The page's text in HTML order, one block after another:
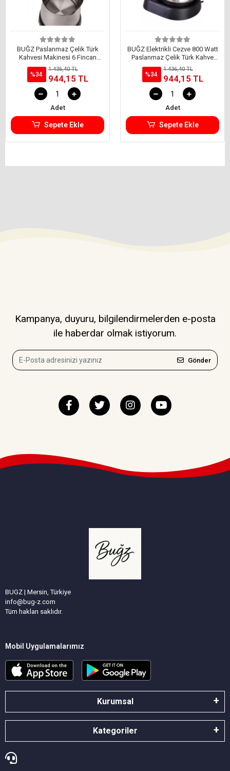
BUĞZ Paslanmaz Çelik Türk
Kahvesi Makinesi 6 Fincan
Kpasiteli Elektrikli Cezve
%34
1.436,40 TL
944,15 TL
Adet
Sepete Ekle
BUĞZ Elektrikli Cezve 800 Watt
Paslanmaz Çelik Türk Kahve
Makinesi Saplı
%34
1.436,40 TL
944,15 TL
Adet
Sepete Ekle
Kampanya, duyuru, bilgilendirmelerden e-posta
ile haberdar olmak istiyorum.
Gönder
BUGZ | Mersin, Türkiye
info@bug-z.com
Tüm hakları saklıdır.
Mobil Uygulamalarımız
Kurumsal
Kategoriler